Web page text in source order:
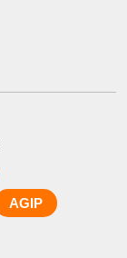
AGIP